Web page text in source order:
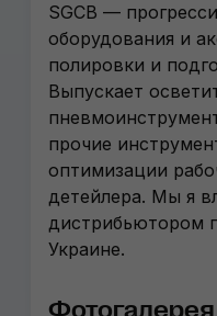
SGCB —
оборудования и
полировки и
Выпускает
прочие
оптимизации
детейлера. Мы я
дистрибьютором
Украине.
Фотогалерея